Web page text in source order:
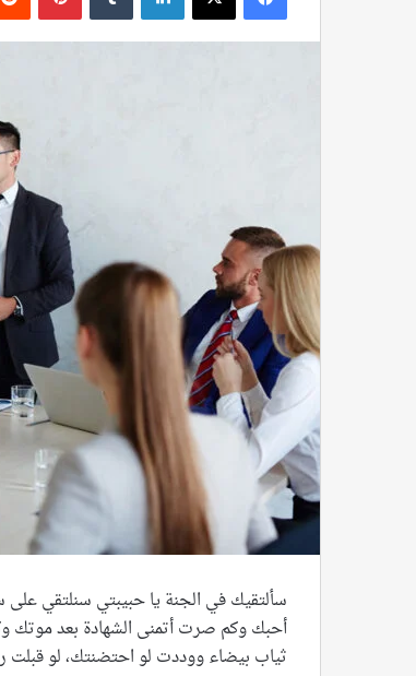
سألتقيك في الجنة يا حبيبتي سنلتقي على
أحبك وكم صرت أتمنى الشهادة بعد
ثياب بيضاء ووددت لو احتضنتك، لو